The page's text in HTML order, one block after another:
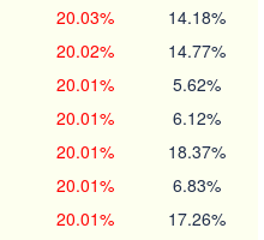
20.03% 14.18%
20.02% 14.77%
20.01% 5.62%
20.01% 6.12%
20.01% 18.37%
20.01% 6.83%
20.01% 17.26%